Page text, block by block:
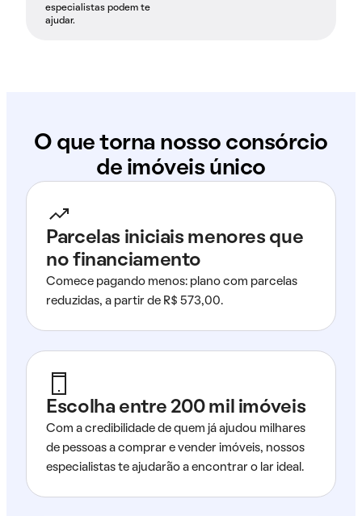
especialistas podem te
ajudar.
O que torna nosso consórcio
de imóveis único
Parcelas iniciais menores que
no financiamento
Comece pagando menos: plano com parcelas
reduzidas, a partir de R$ 573,00.
Escolha entre 200 mil imóveis
Com a credibilidade de quem já ajudou milhares
de pessoas a comprar e vender imóveis, nossos
especialistas te ajudarão a encontrar o lar ideal.